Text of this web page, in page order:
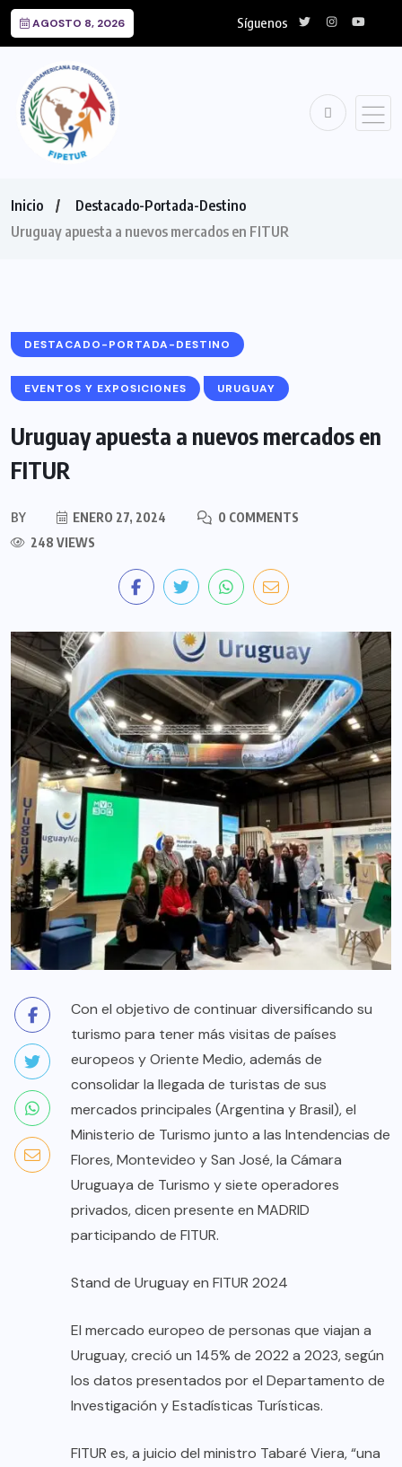
AGOSTO 8, 2026 Síguenos
Inicio
Destacado-Portada-Destino
Uruguay apuesta a nuevos mercados en FITUR
DESTACADO-PORTADA-DESTINO
EVENTOS Y EXPOSICIONES URUGUAY
Uruguay apuesta a nuevos mercados en
FITUR
BY ENERO 27, 2024
0 COMMENTS
248 VIEWS
Con el objetivo de continuar diversificando su
turismo para tener más visitas de países
europeos y Oriente Medio, además de
consolidar la llegada de turistas de sus
mercados principales (Argentina y Brasil), el
Ministerio de Turismo junto a las Intendencias de
Flores, Montevideo y San José, la Cámara
Uruguaya de Turismo y siete operadores
privados, dicen presente en MADRID
participando de FITUR.
Stand de Uruguay en FITUR 2024
El mercado europeo de personas que viajan a
Uruguay, creció un 145% de 2022 a 2023, según
los datos presentados por el Departamento de
Investigación y Estadísticas Turísticas.
FITUR es, a juicio del ministro Tabaré Viera, “una